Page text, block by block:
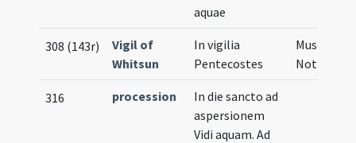
aquae
308 (143r)
Vigil of
Whitsun
In vigilia
Pentecostes
Musical
Notation
316 procession
In die sancto ad
aspersionem
Vidi aquam. Ad